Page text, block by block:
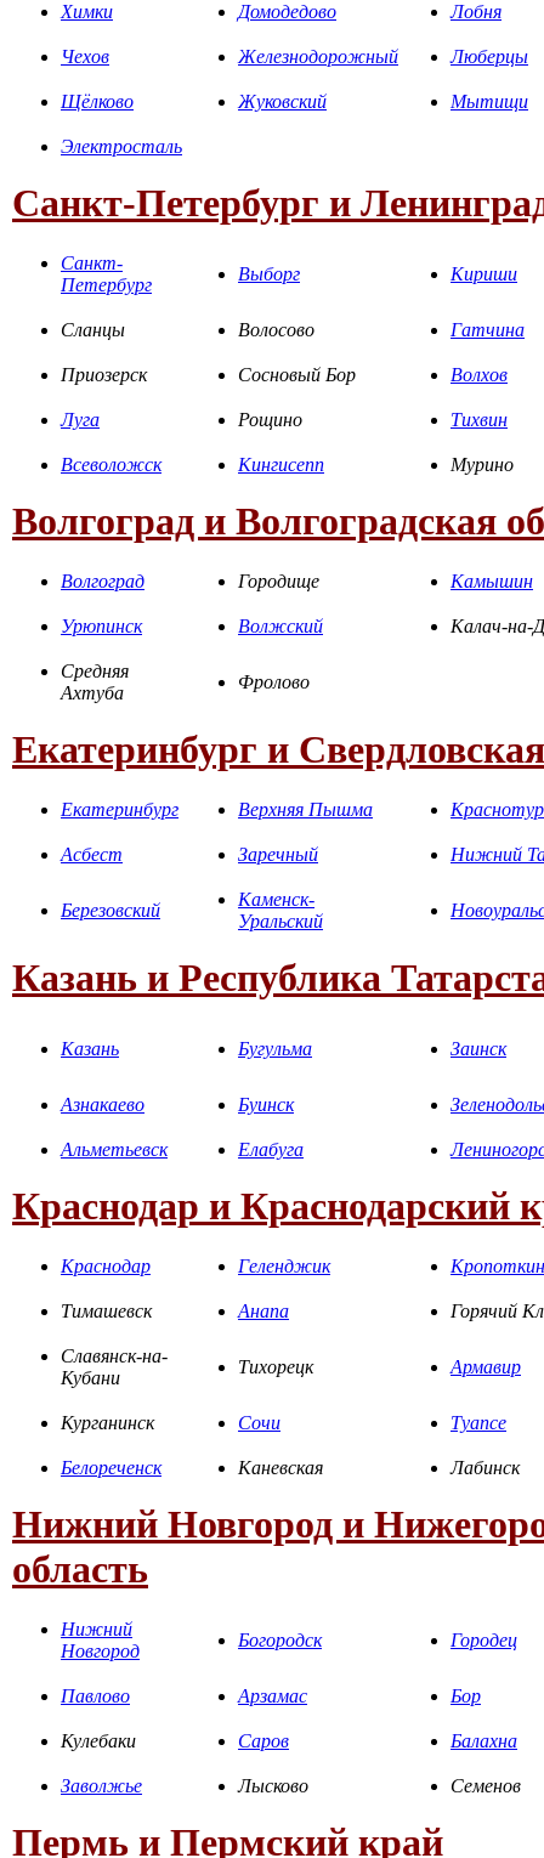
Химки Домодедово Лобня
Чехов Железнодорожный Люберцы
Щёлково Жуковский Мытищи
Электросталь
Санкт-Петербург и
Санкт-
Петербург
Выборг Кириши
Сланцы Волосово Гатчина
Приозерск Сосновый Бор Волхов
Луга Рощино Тихвин
Всеволожск Кингисепп Мурино
Волгоград и Волгоградская
Волгоград Городище Камышин
Урюпинск Волжский Калач-на-
Средняя
Ахтуба
Фролово
Екатеринбург и
Екатеринбург Верхняя Пышма
Асбест Заречный Нижний
Березовский
Каменск-
Уральский
Казань и Республика
Казань Бугульма Заинск
Азнакаево Буинск
Альметьевск Елабуга
Краснодар и Краснодарский
Краснодар Геленджик Кропоткин
Тимашевск Анапа Горячий
Славянск-на-
Кубани
Тихорецк Армавир
Курганинск Сочи Туапсе
Белореченск Каневская Лабинск
Нижний Новгород и
область
Нижний
Новгород
Богородск Городец
Павлово Арзамас Бор
Кулебаки Саров Балахна
Заволжье Лысково Семенов
Пермь и Пермский край